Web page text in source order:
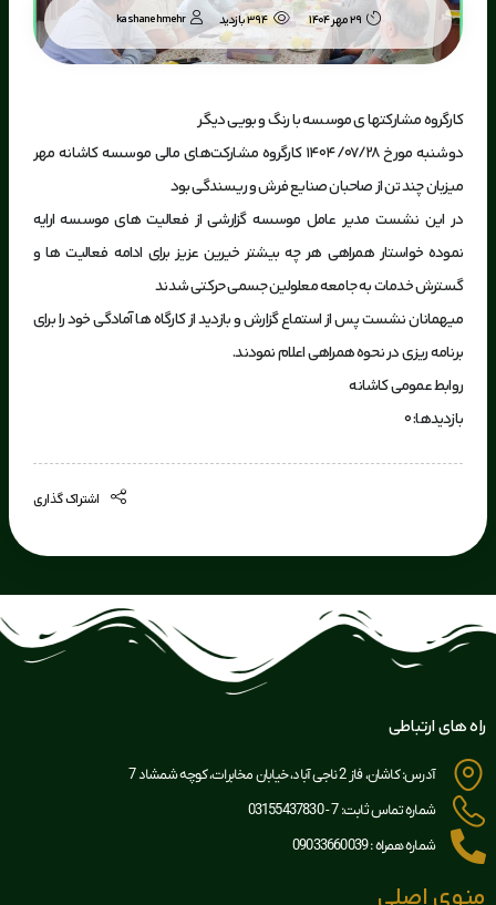
29 مهر 1404 394 بازدید kashanehmehr
کارگروه مشارکتها ی موسسه با رنگ و بویی دیگر
دوشنبه مورخ 1404/07/28 کارگروه مشارکت‌های مالی موسسه کاشانه مهر
میزبان چند تن از صاحبان صنایع فرش و ریسندگی بود
در این نشست مدیر عامل موسسه گزارشی از فعالیت های موسسه ارایه
نموده خواستار همراهی هر چه بیشتر خیرین عزیز برای ادامه فعالیت ها و
گسترش خدمات به جامعه معلولین جسمی حرکتی شدند
میهمانان نشست پس از استماع گزارش و بازدید از کارگاه ها آمادگی خود را برای
برنامه ریزی در نحوه همراهی اعلام نمودند.
روابط عمومی کاشانه
بازدیدها: 0
اشتراک گذاری
راه های ارتباطی
آدرس: کاشان، فاز 2 ناجی آباد، خیابان مخابرات، کوچه شمشاد 7
شماره تماس ثابت: 7 - 03155437830
شماره همراه : 09033660039